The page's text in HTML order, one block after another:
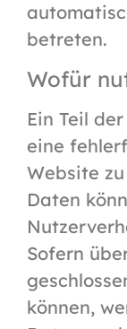
betreten.
Wofür
Ein Teil
eine
Website
Daten
Sofern
können,